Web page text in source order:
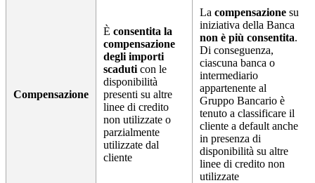
Compensazione
È consentita la
compensazione
degli importi
scaduti con le
disponibilità
presenti su altre
linee di credito
non utilizzate o
parzialmente
utilizzate dal
cliente
La compensazione su
iniziativa della Banca
non è più consentita.
Di conseguenza,
ciascuna banca o
intermediario
appartenente al
Gruppo Bancario è
tenuto a classificare il
cliente a default anche
in presenza di
disponibilità su altre
linee di credito non
utilizzate